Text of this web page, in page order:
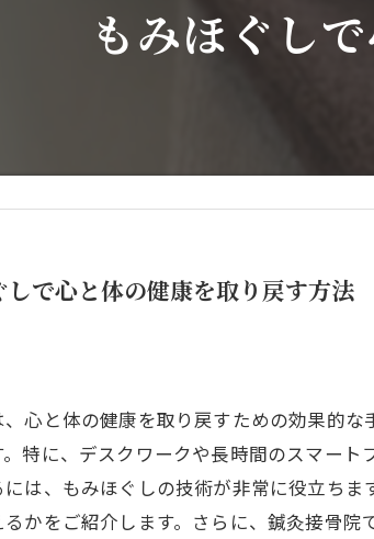
もみほぐし
しで心と体の健康を取り戻す方法
心と体の健康を取り戻すための効果的
特に、デスクワークや長時間のスマー
は、もみほぐしの技術が非常に役立ち
かをご紹介します。さらに、鍼灸接骨